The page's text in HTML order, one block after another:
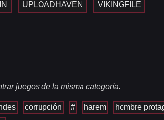
UPLOADHAVEN VIKINGFILE
juegos de la misma categoría.
corrupción # harem hombre